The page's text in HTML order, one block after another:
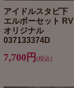
アイドルスタビ下
エルボーセット RV
オリジナル
037133374D
7,700円 (税込)